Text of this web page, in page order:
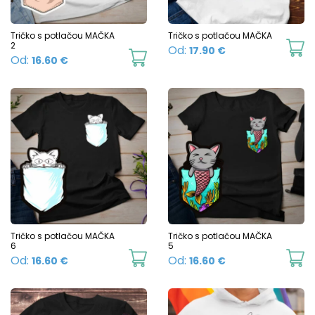
chosen
on
product
page
Tričko s potlačou MAČKA
2
Od: 16.60 €
This
has
multiple
variants.
The
options
may
be
chosen
on
product
Tričko s potlačou MAČKA
Od: 17.90 €
Tričko s potlačou MAČKA
6
Od: 16.60 €
This
has
Tričko s potlačou MAČKA
5
Od: 16.60 €